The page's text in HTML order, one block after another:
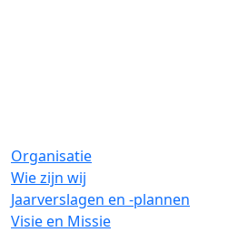
Organisatie
Wie zijn wij
Jaarverslagen en -plannen
Visie en Missie